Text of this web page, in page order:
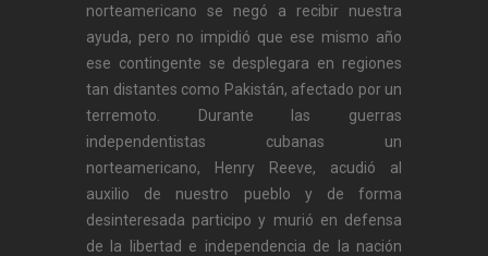
norteamericano se negó a recibir nuestra
ayuda, pero no impidió que ese mismo año
ese contingente se desplegara en regiones
tan distantes como Pakistán, afectado por un
terremoto. Durante las guerras
independentistas cubanas un
norteamericano, Henry Reeve, acudió al
auxilio de nuestro pueblo y de forma
desinteresada participo y murió en defensa
de la libertad e independencia de la nación